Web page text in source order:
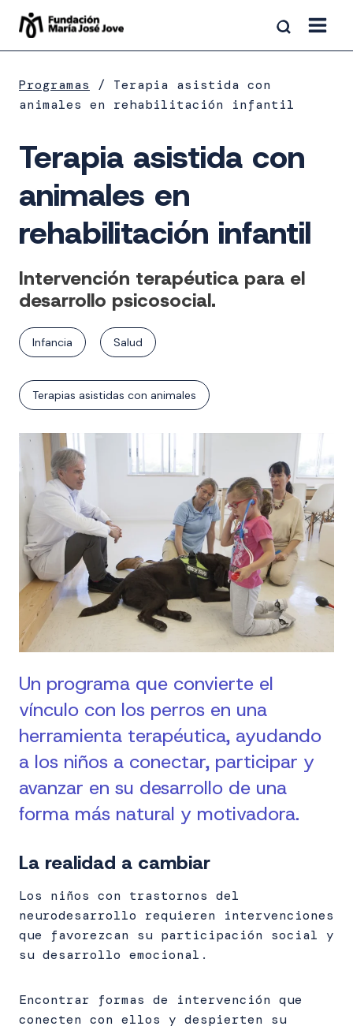
Saltar
contenido
Programas
Terapia asistida con
animales en rehabilitación infantil
Terapia asistida con
animales en
rehabilitación infantil
Intervención terapéutica para el
desarrollo psicosocial.
Infancia Salud
Terapias asistidas con animales
Un programa que convierte el
vínculo con los perros en una
herramienta terapéutica, ayudando
a los niños a conectar, participar y
avanzar en su desarrollo de una
forma más natural y motivadora.
La realidad a cambiar
Los niños con trastornos del
neurodesarrollo requieren intervenciones
que favorezcan su participación social y
su desarrollo emocional.
Encontrar formas de intervención que
conecten con ellos y despierten su